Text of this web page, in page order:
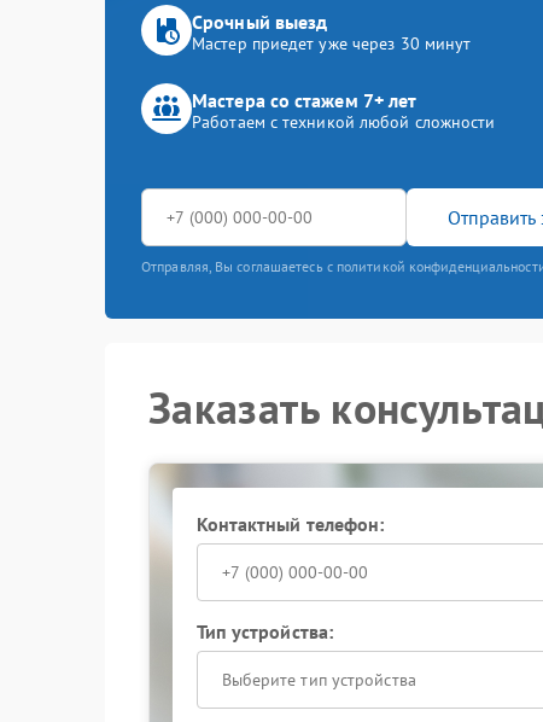
Срочный выезд
Мастер приедет уже через 30 минут
Мастера со стажем 7+ лет
Работаем с техникой любой сложности
Отправить
Отправляя, Вы соглашаетесь с политикой
Заказать
Контактный телефон:
Тип устройства:
Выберите тип устройства